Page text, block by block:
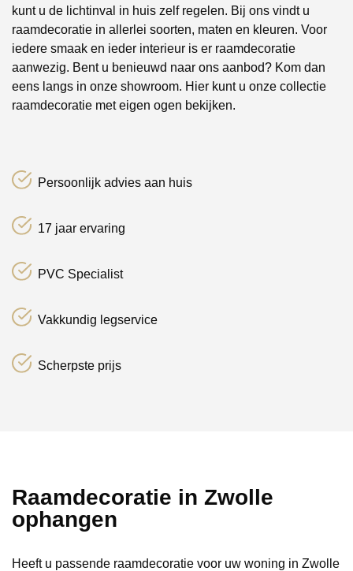
kunt u de lichtinval in huis zelf regelen. Bij ons vindt u
raamdecoratie in allerlei soorten, maten en kleuren. Voor
iedere smaak en ieder interieur is er raamdecoratie
aanwezig. Bent u benieuwd naar ons aanbod? Kom dan
eens langs in onze showroom. Hier kunt u onze collectie
raamdecoratie met eigen ogen bekijken.
Persoonlijk advies aan huis
17 jaar ervaring
PVC Specialist
Vakkundig legservice
Scherpste prijs
Raamdecoratie in Zwolle
ophangen
Heeft u passende raamdecoratie voor uw woning in Zwolle